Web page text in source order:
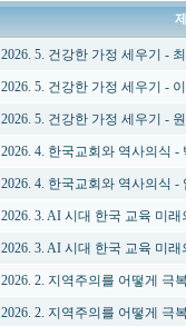
2026. 5. 건강한 가정 세우기 -
2026. 5. 건강한 가정 세우기 -
2026. 5. 건강한 가정 세우기 -
2026. 4. 한국교회와 역사의식 -
2026. 4. 한국교회와 역사의식 -
2026. 3. AI 시대 한국 교육 미
2026. 3. AI 시대 한국 교육 미
2026. 2. 지역주의를 어떻게 극
2026. 2. 지역주의를 어떻게 극